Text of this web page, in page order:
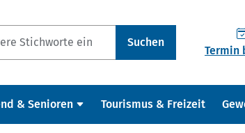
Suchen
Termin
& Senioren Tourismus & Freizeit